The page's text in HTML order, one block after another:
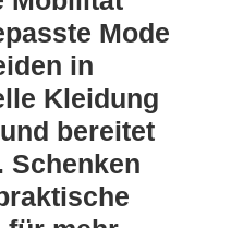
Mode
in
Kleidung
bereitet
Schenken